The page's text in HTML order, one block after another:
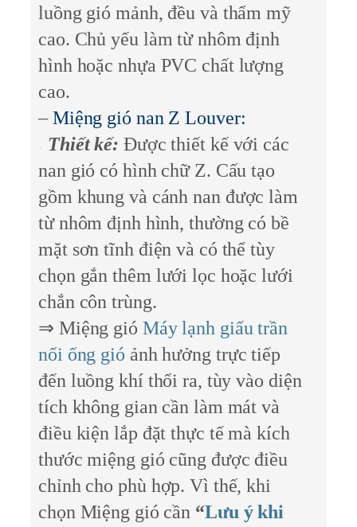
luồng gió mảnh, đều và thẩm mỹ
cao. Chủ yếu làm từ nhôm định
hình hoặc nhựa PVC chất lượng
cao.
–Miệng gió nan Z Louver:
Thiết kế: Được thiết kế với các
nan gió có hình chữ Z. Cấu tạo
gồm khung và cánh nan được làm
từ nhôm định hình, thường có bề
mặt sơn tĩnh điện và có thể tùy
chọn gắn thêm lưới lọc hoặc lưới
chắn côn trùng.
⇒ Miệng gió Máy lạnh giấu trần
nối ống gió ảnh hưởng trực tiếp
đến luồng khí thổi ra, tùy vào diện
tích không gian cần làm mát và
điều kiện lắp đặt thực tế mà kích
thước miệng gió cũng được điều
chỉnh cho phù hợp. Vì thế, khi
chọn Miệng gió cần “Lưu ý khi